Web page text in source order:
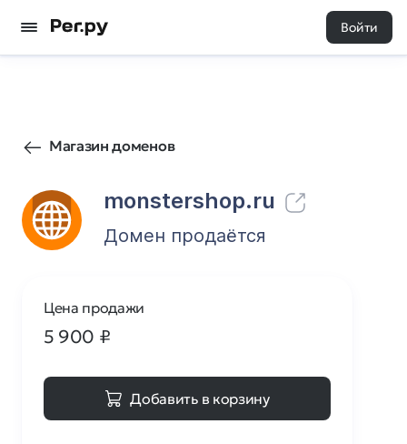
Войти
Магазин доменов
monstershop.ru
14 0
Домен продаётся
Цена продажи
5 900 ₽
Добавить в корзину